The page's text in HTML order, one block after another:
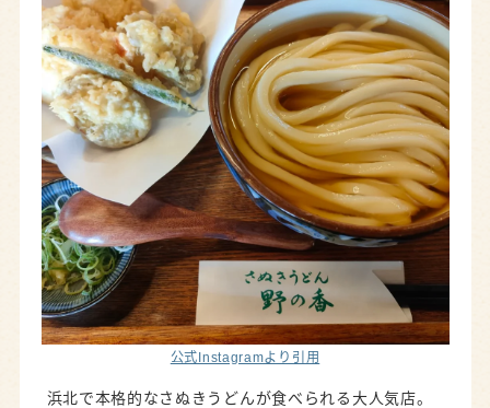
公式Instagramより引用
浜北で本格的なさぬきうどんが食べられる大人気店。